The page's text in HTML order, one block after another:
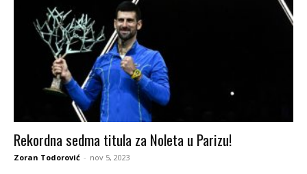
Rekordna sedma titula za Noleta u Parizu!
Zoran Todorović - nov 5, 2023